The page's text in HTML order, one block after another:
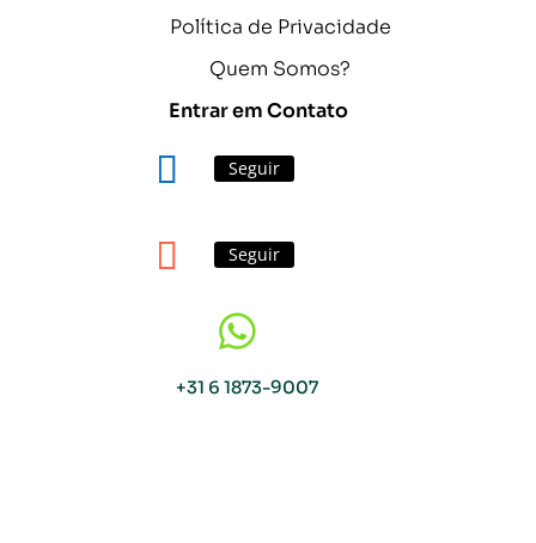
Política de Privacidade
Quem Somos?
Entrar em Contato
Seguir
Seguir

+31 6 1873-9007